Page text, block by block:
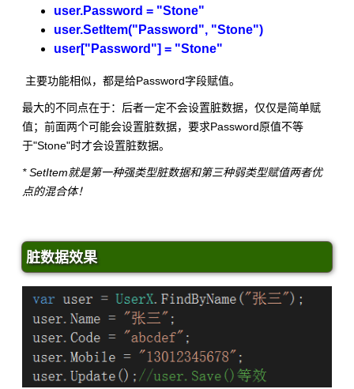
user.Password = "Stone"
user.SetItem("Password", "Stone")
user["Password"] = "Stone"
主要功能相似，都是给Password字段赋值。
最大的不同点在于：后者一定不会设置脏数据，仅仅是简单赋
值；前面两个可能会设置脏数据，要求Password原值不等
于"Stone"时才会设置脏数据。
* SetItem就是第一种强类型脏数据和第三种弱类型赋值两者优
点的混合体！
脏数据效果